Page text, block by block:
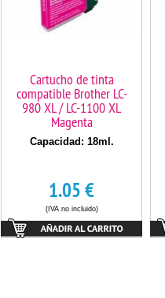
Cartucho de tinta
compatible Brother LC-
980 XL / LC-1100 XL
Magenta
Capacidad: 18ml.
1.05€
(IVA no incluido)